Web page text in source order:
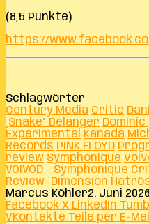
(8,5 Punkte)
https://
Schlagwörter
Century Media Critic
„Snake“ Bélanger Dominic
Experimental
Kanada
Records PINK FLOYD
review Symphonique
VOIVOD - Symphonique
Review ´Dimension
Marcus Köhler2. Juni 2026
Facebook X LinkedIn
VKontakte Teile per E-Mail